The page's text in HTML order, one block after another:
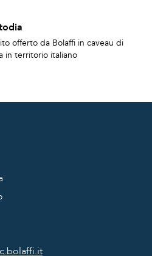
offerto da Bolaffi in caveau di
in territorio italiano